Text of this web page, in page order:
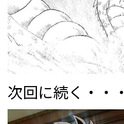
次回に続く・・・